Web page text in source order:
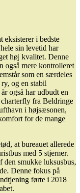
eksisterer i bedste
sin levetid har
høj kvalitet. Denne
også mere kontrolleret
som en særdeles
og en stabil
også har udbudt en
fra Beldringe
i højsæsonen,
for de mange
at bureauet allerede
med 5 stjerner.
den smukke luksusbus,
Denne fokus på
førte i 2018